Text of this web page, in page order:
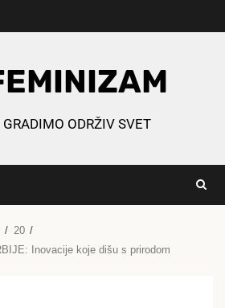
ODRŽIV SVET
20
Inovacije koje dišu s prirodom